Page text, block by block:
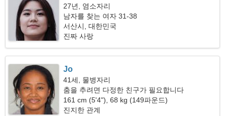
27년, 염소자리
남자를 찾는 여자 31-38
서산시, 대한민국
진짜 사랑
Jo
41세, 물병자리
춤을 추려면 다정한 친구가 필요합니다
161 cm (5'4"), 68 kg (149파운드)
진지한 관계